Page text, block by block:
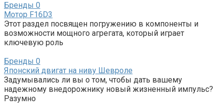
Бренды 0
Мотор F16D3
Этот раздел посвящен погружению в компоненты и
возможности мощного агрегата, который играет
ключевую роль
Бренды 0
Японский двигат на ниву Шевроле
Задумывались ли вы о том, чтобы дать вашему
надежному внедорожнику новый жизненный импульс?
Разумно